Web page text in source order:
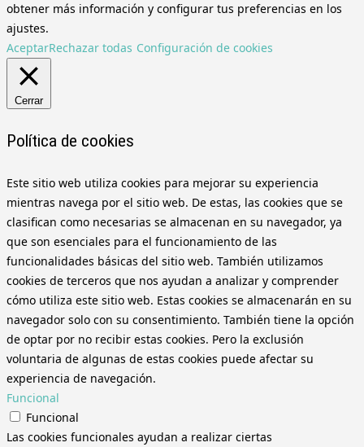
obtener más información y configurar tus preferencias en los
ajustes.
AceptarRechazar todas Configuración de cookies
Cerrar
Política de cookies
Este sitio web utiliza cookies para mejorar su experiencia
mientras navega por el sitio web. De estas, las cookies que se
clasifican como necesarias se almacenan en su navegador, ya
que son esenciales para el funcionamiento de las
funcionalidades básicas del sitio web. También utilizamos
cookies de terceros que nos ayudan a analizar y comprender
cómo utiliza este sitio web. Estas cookies se almacenarán en su
navegador solo con su consentimiento. También tiene la opción
de optar por no recibir estas cookies. Pero la exclusión
voluntaria de algunas de estas cookies puede afectar su
experiencia de navegación.
Funcional
Funcional
Las cookies funcionales ayudan a realizar ciertas